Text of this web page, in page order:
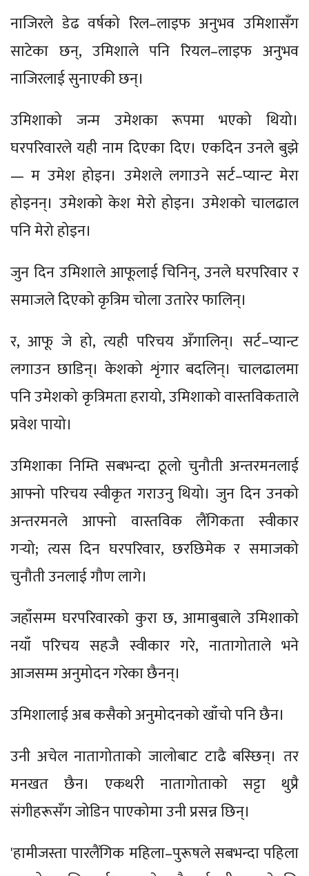
नाजिरले डेढ वर्षको रिल–लाइफ अनुभव उमिशासँग
साटेका छन्, उमिशाले पनि रियल–लाइफ अनुभव
नाजिरलाई सुनाएकी छन्।
उमिशाको जन्म उमेशका रूपमा भएको थियो।
घरपरिवारले यही नाम दिएका दिए। एकदिन उनले बुझे
— म उमेश होइन। उमेशले लगाउने सर्ट–प्यान्ट मेरा
होइनन्। उमेशको केश मेरो होइन। उमेशको चालढाल
पनि मेरो होइन।
जुन दिन उमिशाले आफूलाई चिनिन्, उनले घरपरिवार र
समाजले दिएको कृत्रिम चोला उतारेर फालिन्।
र, आफू जे हो, त्यही परिचय अँगालिन्। सर्ट–प्यान्ट
लगाउन छाडिन्। केशको शृंगार बदलिन्। चालढालमा
पनि उमेशको कृत्रिमता हरायो, उमिशाको वास्तविकताले
प्रवेश पायो।
उमिशाका निम्ति सबभन्दा ठूलो चुनौती अन्तरमनलाई
आफ्नो परिचय स्वीकृत गराउनु थियो। जुन दिन उनको
अन्तरमनले आफ्नो वास्तविक लैंगिकता स्वीकार
गर्‍यो; त्यस दिन घरपरिवार, छरछिमेक र समाजको
चुनौती उनलाई गौण लागे।
जहाँसम्म घरपरिवारको कुरा छ, आमाबुबाले उमिशाको
नयाँ परिचय सहजै स्वीकार गरे, नातागोताले भने
आजसम्म अनुमोदन गरेका छैनन्।
उमिशालाई अब कसैको अनुमोदनको खाँचो पनि छैन।
उनी अचेल नातागोताको जालोबाट टाढै बस्छिन्। तर
मनखत छैन। एकथरी नातागोताको सट्टा थुप्रै
संगीहरूसँग जोडिन पाएकोमा उनी प्रसन्न छिन्।
'हामीजस्ता पारलैंगिक महिला–पुरूषले सबभन्दा पहिला